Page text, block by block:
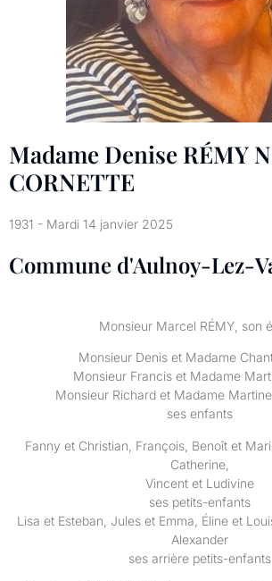
Madame Denise RÉMY
CORNETTE
1931 - Mardi 14 janvier 2025
Commune d'Aulnoy-Lez-
Monsieur Marcel RÉMY, son
Monsieur Denis et Madame
Monsieur Francis et Madame
Monsieur Richard et Madame
ses enfants
Fanny et Christian, François, Benoît et
Catherine,
Vincent et Ludivine
ses petits-enfants
Lisa et Esteban, Jules et Emma, Éline et
Alexander
ses arrière petits-enfants